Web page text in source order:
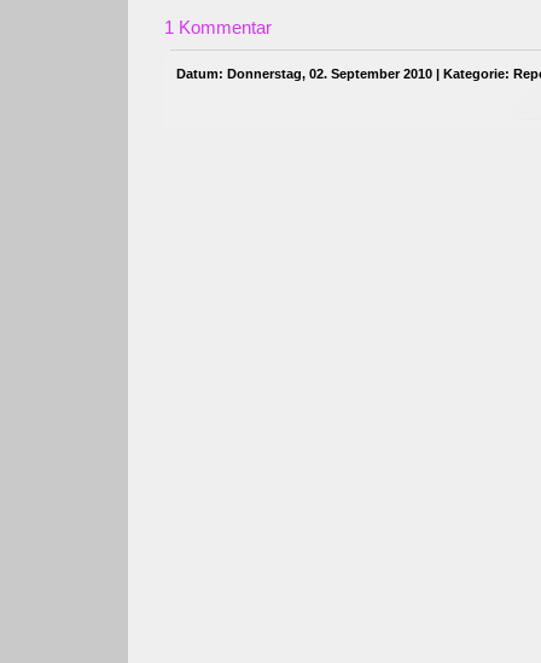
1 Kommentar
Datum: Donnerstag, 02. September 2010 | Kategorie: